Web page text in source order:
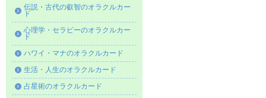
伝説・古代の叡智のオラクルカー
ド
心理学・セラピーのオラクルカー
ド
ハワイ・マナのオラクルカード
生活・人生のオラクルカード
占星術のオラクルカード